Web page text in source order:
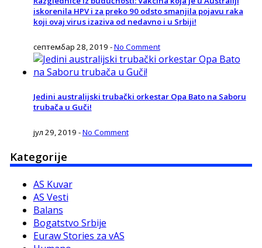
iskorenila HPV i za preko 90 odsto smanjila pojavu raka
koji ovaj virus izaziva od nedavno i u Srbiji!
септембар 28, 2019 -No Comment
Jedini australijski trubački orkestar Opa Bato na Saboru
trubača u Guči!
јул 29, 2019 -No Comment
Kategorije
AS Kuvar
AS Vesti
Balans
Bogatstvo Srbije
Euraw Stories za vAS